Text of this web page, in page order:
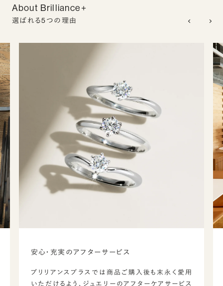
About Brilliance+
選ばれる5つの理由
安心・充実のアフターサービス
ブリリアンスプラスでは商品ご購入後も末永く愛用
いただけるよう、ジュエリーのアフターケアサービス